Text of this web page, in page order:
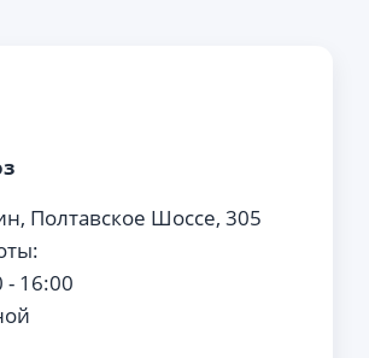
Полтавское Шоссе, 305
- 16:00